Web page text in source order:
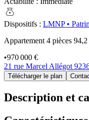
money_bag
Dispositifs : LMNP•
Appartement 4 pièces 94,2
•970 000 €
21 rue Marcel Allégot
Télécharger le plan
Description et